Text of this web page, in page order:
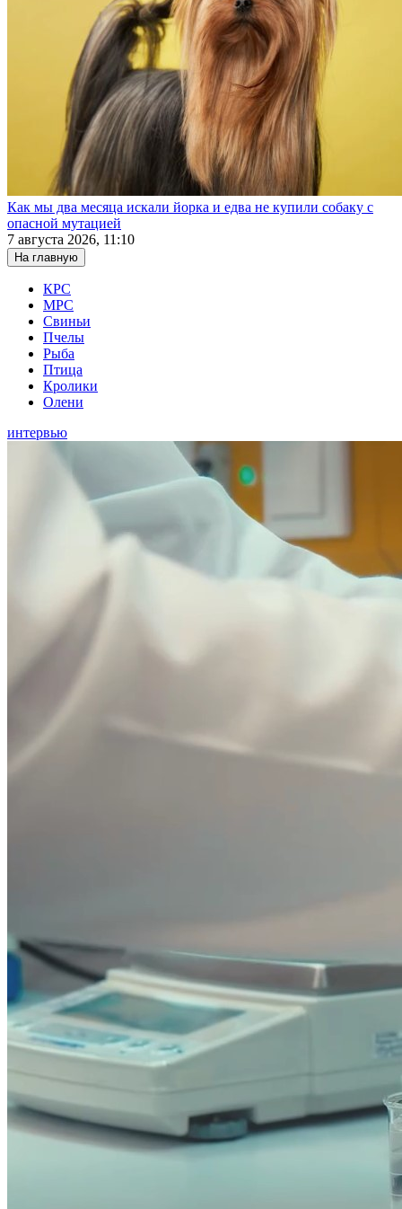
Как мы два месяца искали йорка и едва не купили собаку с
опасной мутацией
7 августа 2026, 11:10
На главную
КРС
МРС
Свиньи
Пчелы
Рыба
Птица
Кролики
Олени
интервью